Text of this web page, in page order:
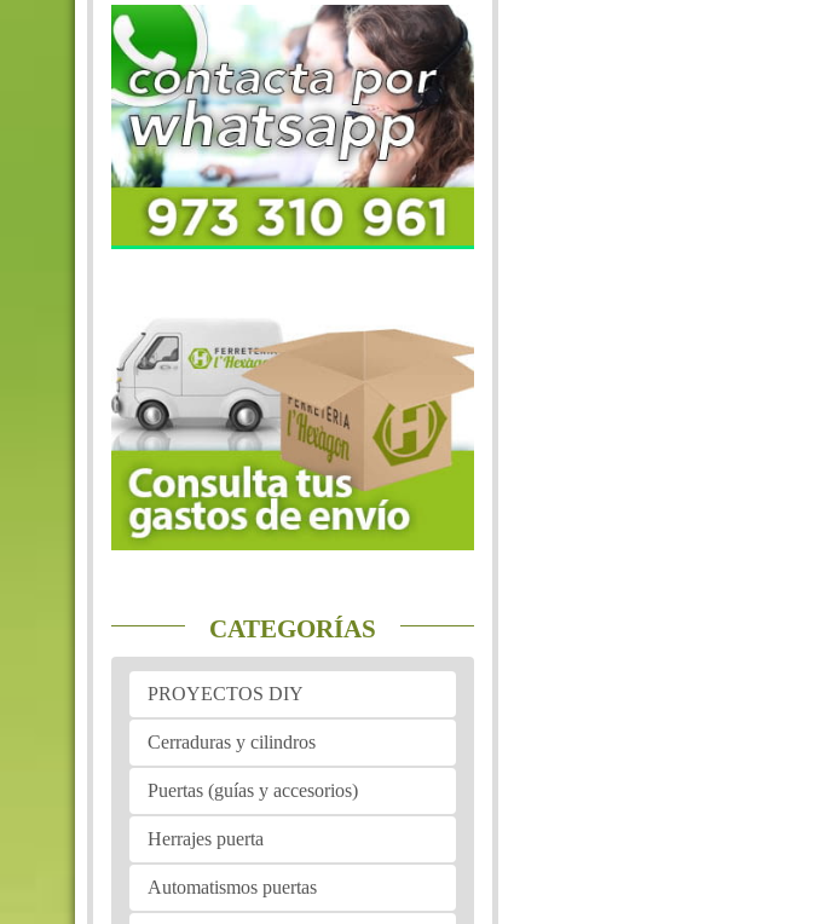
CATEGORÍAS
PROYECTOS DIY
Cerraduras y cilindros
Puertas (guías y accesorios)
Herrajes puerta
Automatismos puertas